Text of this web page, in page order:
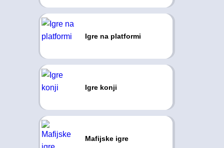
Igre na platformi
Igre konji
Mafijske igre